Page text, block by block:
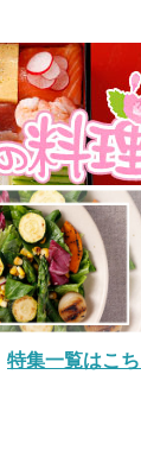
特集一覧はこ